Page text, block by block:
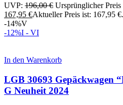
UVP: 196,00€ Ursprünglicher
167,95 €Aktueller Preis ist: 167,95 €.
-14%V
-12%I - VI
In den Warenkorb
LGB 30693 Gepäckwagen
G Neuheit 2024